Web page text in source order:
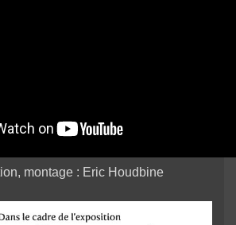
montage : Eric Houdbine